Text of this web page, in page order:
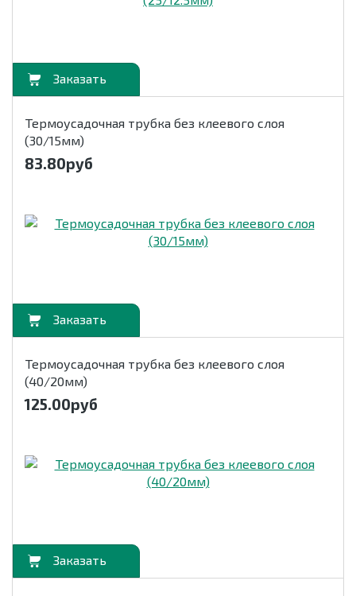
Термоусадочная трубка без клеевого слоя
(30/15мм)
83.80руб
Термоусадочная трубка без клеевого слоя
(40/20мм)
125.00руб